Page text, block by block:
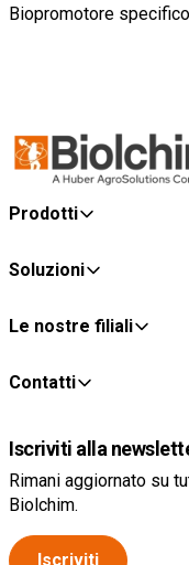
Biopromotore
Prodotti
Soluzioni
Le nostre filiali
Contatti
Iscriviti alla
Rimani aggiornato su
Biolchim.
Iscriviti